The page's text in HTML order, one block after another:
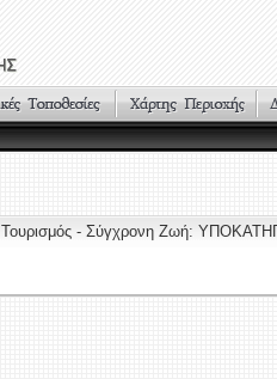
Τουρισμός - Σύγχρονη Ζωή: